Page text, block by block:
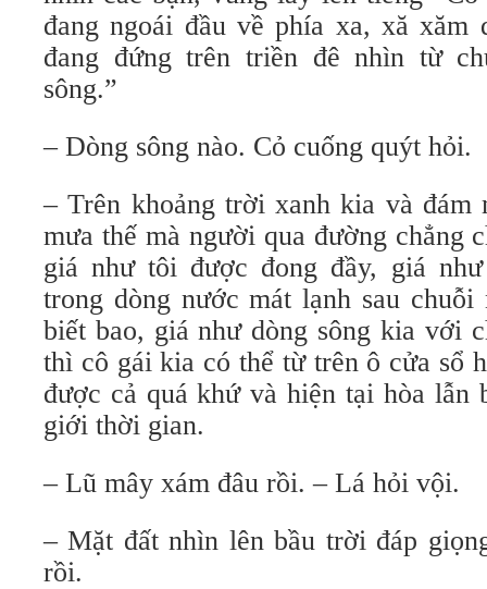
đang ngoái đầu về phía xa, xă xăm
đang đứng trên triền đê nhìn từ
sông.”
– Dòng sông nào. Cỏ cuống quýt hỏi.
– Trên khoảng trời xanh kia và đám
mưa thế mà người qua đường chẳng
giá như tôi được đong đầy, giá
trong dòng nước mát lạnh sau
biết bao, giá như dòng sông kia với
thì cô gái kia có thể từ trên ô cửa sổ
được cả quá khứ và hiện tại hòa lẫn
giới thời gian.
– Lũ mây xám đâu rồi. – Lá hỏi vội.
– Mặt đất nhìn lên bầu trời đáp
rồi.